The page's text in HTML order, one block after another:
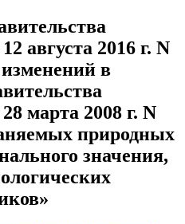
августа 2016 г. N
в
марта 2008 г. N
природных
значения,